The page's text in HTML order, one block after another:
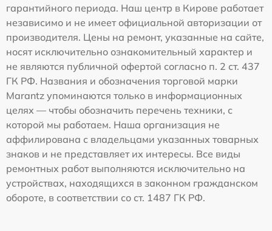
гарантийного периода. Наш центр в Кирове работает
независимо и не имеет официальной авторизации от
производителя. Цены на ремонт, указанные на сайте,
носят исключительно ознакомительный характер и
не являются публичной офертой согласно п. 2 ст. 437
ГК РФ. Названия и обозначения торговой марки
Marantz упоминаются только в информационных
целях — чтобы обозначить перечень техники, с
которой мы работаем. Наша организация не
аффилирована с владельцами указанных товарных
знаков и не представляет их интересы. Все виды
ремонтных работ выполняются исключительно на
устройствах, находящихся в законном гражданском
обороте, в соответствии со ст. 1487 ГК РФ.